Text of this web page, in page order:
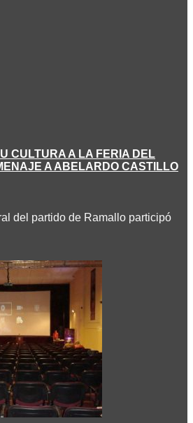
CULTURA A LA FERIA DEL
A ABELARDO CASTILLO
del partido de Ramallo participó